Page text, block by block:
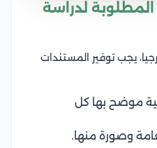
المطلوبة لدراسة
يجب توفير المستندات
موضح بها كل
وصورة منها.